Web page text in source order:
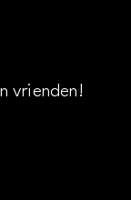
vrienden!